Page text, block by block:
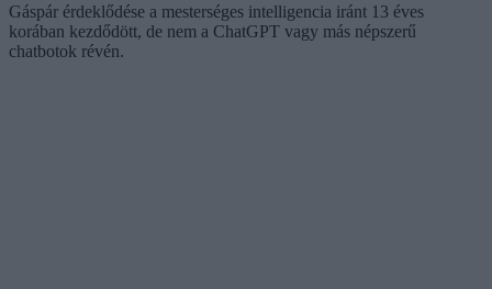
Gáspár érdeklődése a mesterséges intelligencia iránt 13 éves
korában kezdődött, de nem a ChatGPT vagy más népszerű
chatbotok révén.